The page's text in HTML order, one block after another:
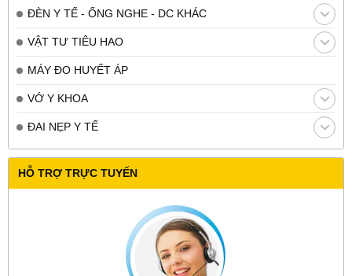
ĐÈN Y TẾ - ỐNG NGHE - DC KHÁC
VẬT TƯ TIÊU HAO
MÁY ĐO HUYẾT ÁP
VỚ Y KHOA
ĐAI NẸP Y TẾ
HỖ TRỢ TRỰC TUYẾN